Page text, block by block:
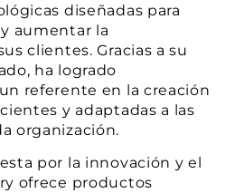
diseñadas para
aumentar la
clientes. Gracias a su
ha logrado
referente en la creación
y adaptadas a las
organización.
por la innovación y el
ofrece productos